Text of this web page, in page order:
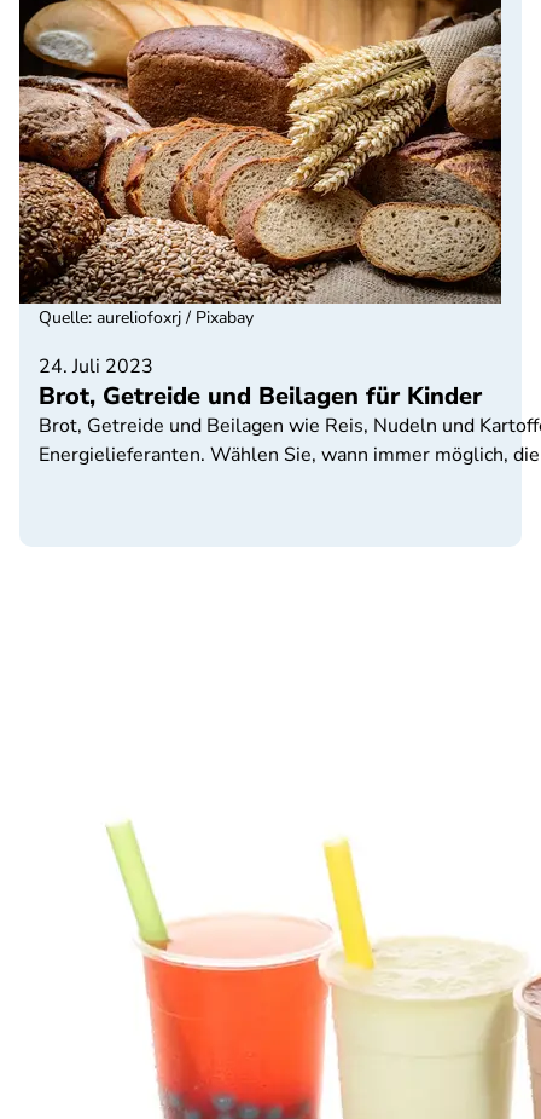
24. Juli 2023
Brot, Getreide und Beilagen für Kinder
Brot, Getreide und Beilagen wie Reis, Nudeln und
Energielieferanten. Wählen Sie, wann immer möglich,
Quelle: aureliofoxrj / Pixabay